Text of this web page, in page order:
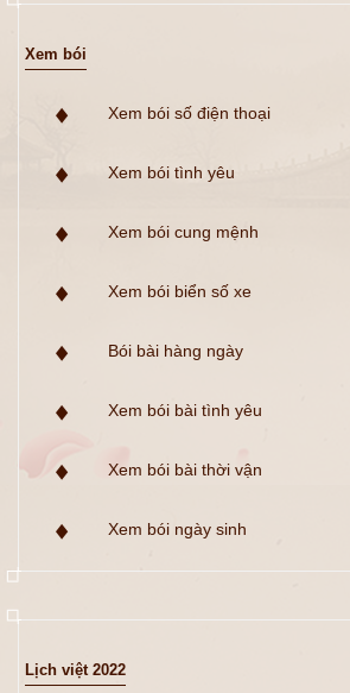
Xem bói
Xem bói số điện thoại
Xem bói tình yêu
Xem bói cung mệnh
Xem bói biển số xe
Bói bài hàng ngày
Xem bói bài tình yêu
Xem bói bài thời vận
Xem bói ngày sinh
Lịch việt 2022